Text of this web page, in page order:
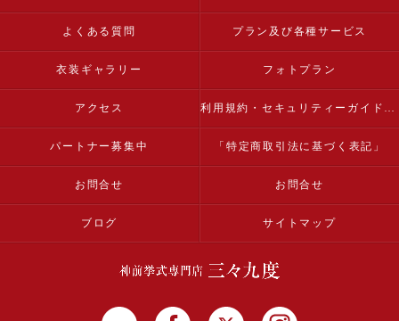
よくある質問 プラン及び各種サービス
衣装ギャラリー フォトプラン
アクセス 利用規約・セキュリティーガイドライン
パートナー募集中 「特定商取引法に基づく表記」
お問合せ お問合せ
ブログ サイトマップ